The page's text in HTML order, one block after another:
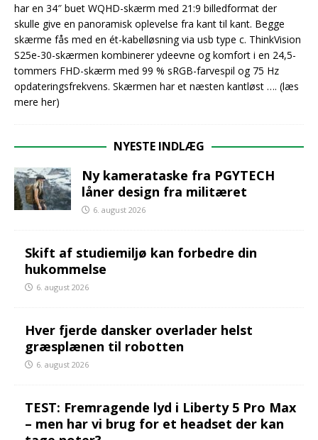
har en 34″ buet WQHD-skærm med 21:9 billedformat der
skulle give en panoramisk oplevelse fra kant til kant. Begge
skærme fås med en ét-kabelløsning via usb type c. ThinkVision
S25e-30-skærmen kombinerer ydeevne og komfort i en 24,5-
tommers FHD-skærm med 99 % sRGB-farvespil og 75 Hz
opdateringsfrekvens. Skærmen har et næsten kantløst …. (læs
mere her)
NYESTE INDLÆG
Ny kamerataske fra PGYTECH
låner design fra militæret
6. august 2026
Skift af studiemiljø kan forbedre din
hukommelse
6. august 2026
Hver fjerde dansker overlader helst
græsplænen til robotten
6. august 2026
TEST: Fremragende lyd i Liberty 5 Pro Max
– men har vi brug for et headset der kan